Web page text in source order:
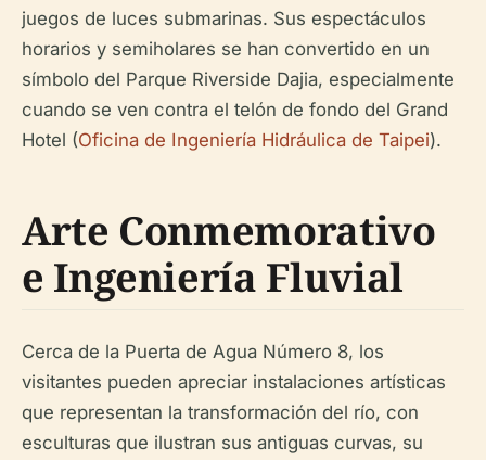
juegos de luces submarinas. Sus espectáculos
horarios y semiholares se han convertido en un
símbolo del Parque Riverside Dajia, especialmente
cuando se ven contra el telón de fondo del Grand
Hotel (Oficina de Ingeniería Hidráulica de Taipei).
Arte Conmemorativo
e Ingeniería Fluvial
Cerca de la Puerta de Agua Número 8, los
visitantes pueden apreciar instalaciones artísticas
que representan la transformación del río, con
esculturas que ilustran sus antiguas curvas, su